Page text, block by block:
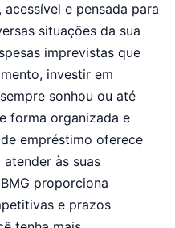
e pensada para
situações da sua
imprevistas que
investir em
sonhou ou até
forma organizada e
empréstimo oferece
às suas
proporciona
e prazos